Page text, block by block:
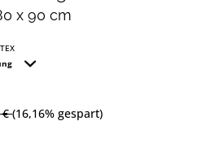
x 90 cm
€(16,16% gespart)